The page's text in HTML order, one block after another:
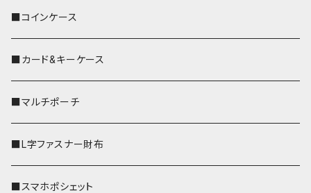
■コインケース
■カード&キーケース
■マルチポーチ
■L字ファスナー財布
■スマホポシェット